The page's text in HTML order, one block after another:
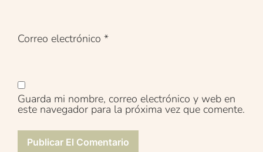
Correo electrónico *
Guarda mi nombre, correo electrónico y web en
este navegador para la próxima vez que comente.